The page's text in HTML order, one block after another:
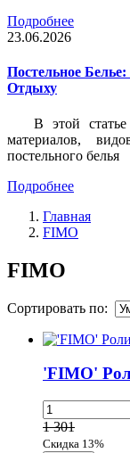
Подробнее
23.06.2026
Постельное
Отдыху
В этой
материалов,
постельного белья
Подробнее
Главная
FIMO
FIMO
Сортировать по:
'FIMO'
1 301
Скидка 13%